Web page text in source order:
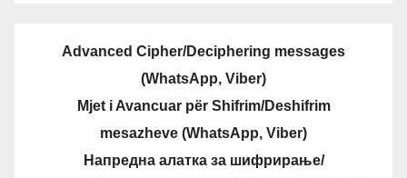
Advanced Cipher/Deciphering messages
(WhatsApp, Viber)
Mjet i Avancuar për Shifrim/Deshifrim
mesazheve (WhatsApp, Viber)
Напредна алатка за шифрирање/